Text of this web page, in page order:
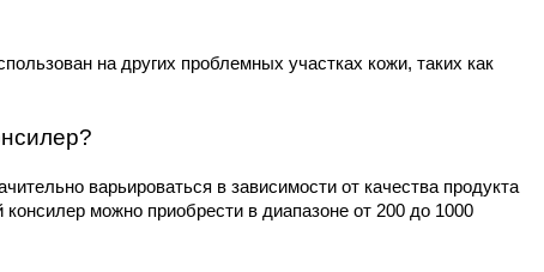
на других проблемных участках кожи, таких как
варьироваться в зависимости от качества продукта
можно приобрести в диапазоне от 200 до 1000